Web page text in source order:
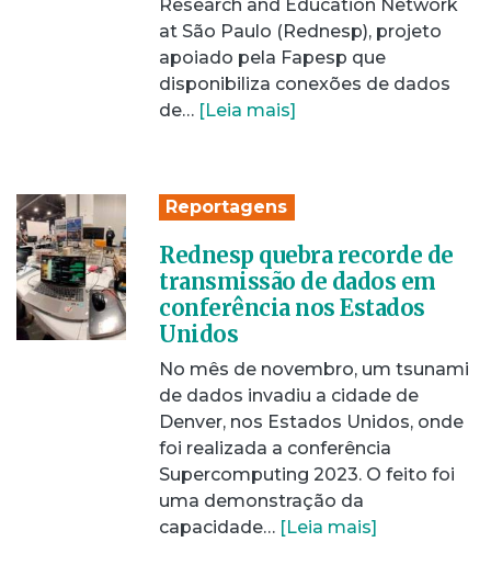
Research and Education Network
at São Paulo (Rednesp), projeto
apoiado pela Fapesp que
disponibiliza conexões de dados
de… [Leia mais]
Reportagens
Rednesp quebra recorde de
transmissão de dados em
conferência nos Estados
Unidos
No mês de novembro, um tsunami
de dados invadiu a cidade de
Denver, nos Estados Unidos, onde
foi realizada a conferência
Supercomputing 2023. O feito foi
uma demonstração da
capacidade… [Leia mais]